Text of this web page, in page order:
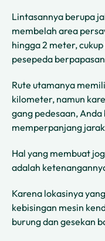
Lintasannya berupa
membelah area
hingga 2 meter,
pesepeda
Rute utamanya
kilometer, namun
gang pedesaan,
memperpanjang
Hal yang membuat
adalah
Karena lokasinya
kebisingan mesin
burung dan gesekan